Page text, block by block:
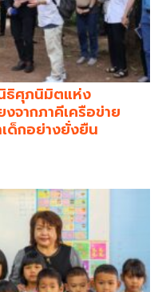
ธิศุภนิมิตแห่ง
จากภาคีเครือข่าย
ด็กอย่างยั่งยืน